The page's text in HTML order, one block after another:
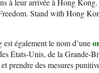
à leur arrivée à Hong
Stand with Hong
également le nom d’une
États-Unis, de la Grande-
et prendre des mesures